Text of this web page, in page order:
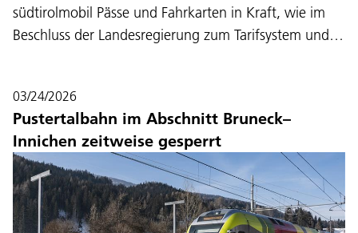
südtirolmobil Pässe und Fahrkarten in Kraft, wie im
Beschluss der Landesregierung zum Tarifsystem und…
03/24/2026
Pustertalbahn im Abschnitt Bruneck–
Innichen zeitweise gesperrt